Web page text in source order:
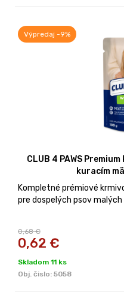
Výpredaj -9%
CLUB 4 PAWS
kuracím
Kompletné prémiové
pre dospelých psov malých
0,68 €
0,62 €
Skladom 11 ks
Obj. čislo: 5058